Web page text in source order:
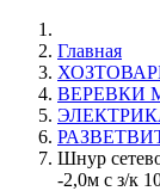
Главная
ВЕРЕВКИ
Шнур
-2,0м с з/к